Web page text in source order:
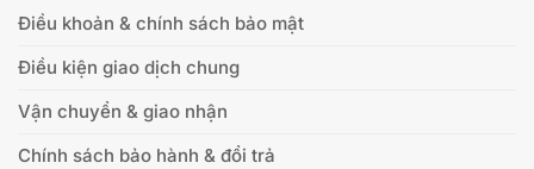
Điều khoản & chính sách bảo mật
Điều kiện giao dịch chung
Vận chuyển & giao nhận
Chính sách bảo hành & đổi trả